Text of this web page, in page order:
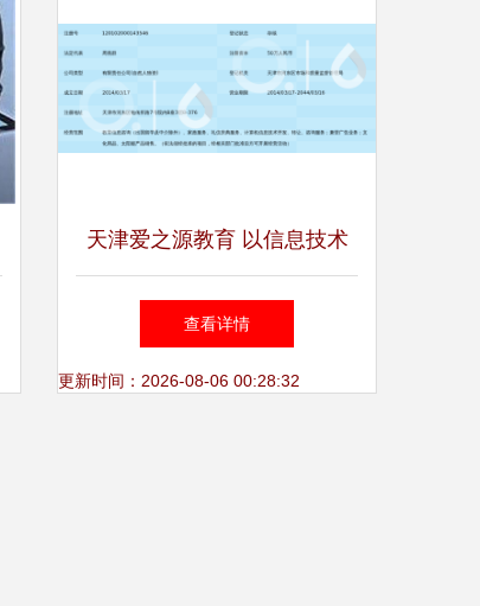
天津爱之源教育 以信息技术
咨询赋能教育未来
查看详情
更新时间：2026-08-06 00:28:32